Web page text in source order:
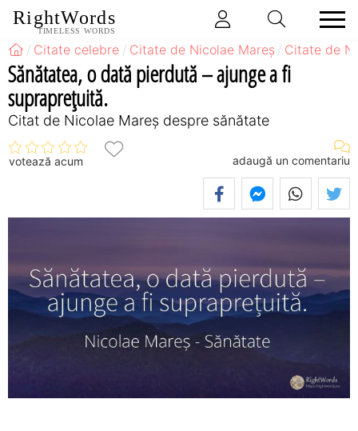
RightWords
TIMELESS WORDS
Citate celebre Citate de Nicolae Mareș Citate de
Sănătatea, o dată pierdută – ajunge a fi
supraprețuită.
Citat de Nicolae Mareș despre sănătate
votează acum adaugă un comentariu